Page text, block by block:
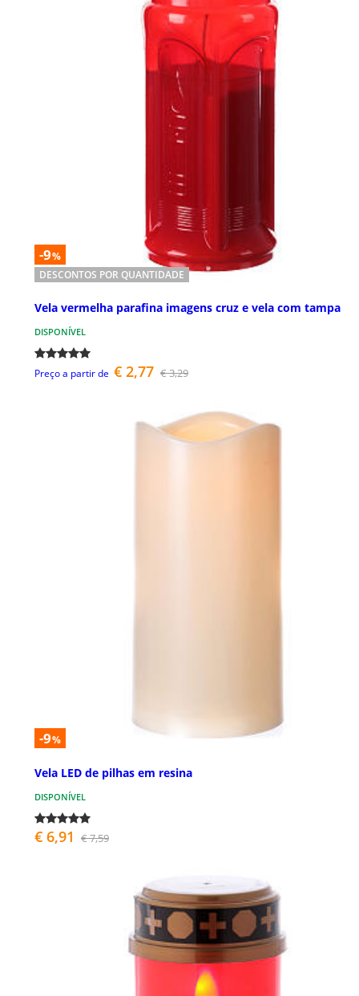
-9%
DESCONTOS POR QUANTIDADE
Vela vermelha parafina imagens cruz e vela com tampa
DISPONÍVEL
Preço a partir de € 2,77 € 3,29
-9%
Vela LED de pilhas em resina
DISPONÍVEL
€ 6,91 € 7,59